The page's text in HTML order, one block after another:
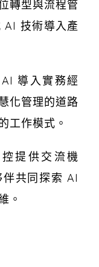
轉型與流程管
AI 技術導入產
導入實務經
化管理的道路
工作模式。
提供交流機
共同探索 AI
。